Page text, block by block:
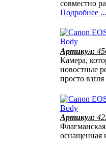
совместно
Подробнее ...
Артикул:
Камера,
новостные
просто взгля
Артикул: